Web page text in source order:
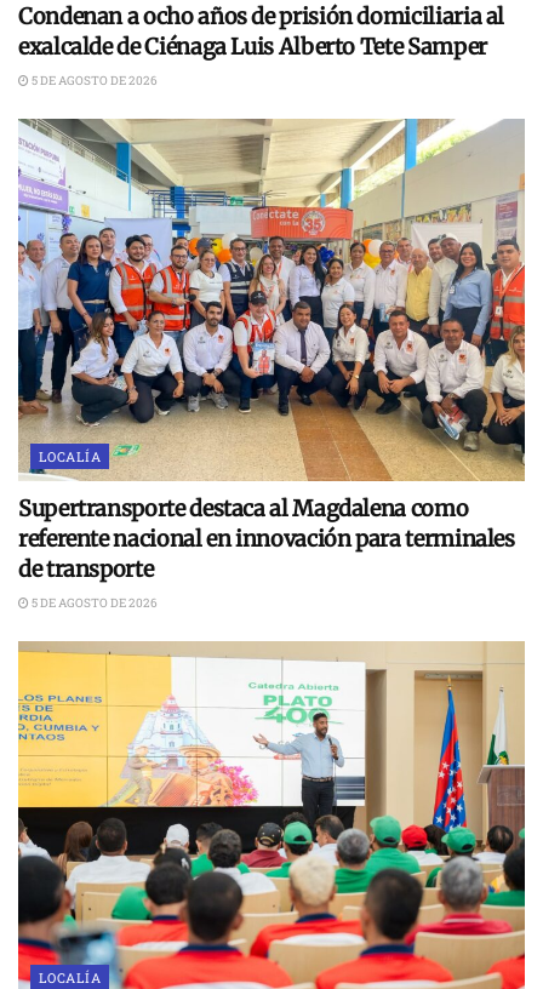
Condenan a ocho años de prisión domiciliaria al
exalcalde de Ciénaga Luis Alberto Tete Samper
5 DE AGOSTO DE 2026
LOCALÍA
Supertransporte destaca al Magdalena como
referente nacional en innovación para terminales
de transporte
5 DE AGOSTO DE 2026
LOCALÍA